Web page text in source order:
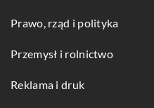
Prawo, rząd i polityka
Przemysł i rolnictwo
Reklama i druk